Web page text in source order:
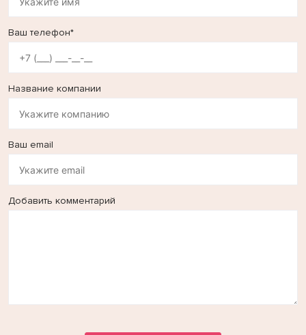
Ваш телефон*
Название компании
Ваш email
Добавить комментарий